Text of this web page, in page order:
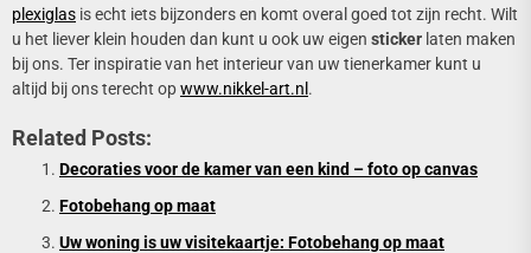
plexiglas is echt iets bijzonders en komt overal goed tot zijn recht. Wilt
u het liever klein houden dan kunt u ook uw eigen sticker laten maken
bij ons. Ter inspiratie van het interieur van uw tienerkamer kunt u
altijd bij ons terecht opwww.nikkel-art.nl .
Related Posts:
Decoraties voor de kamer van een kind – foto op canvas
Fotobehang op maat
Uw woning is uw visitekaartje: Fotobehang op maat